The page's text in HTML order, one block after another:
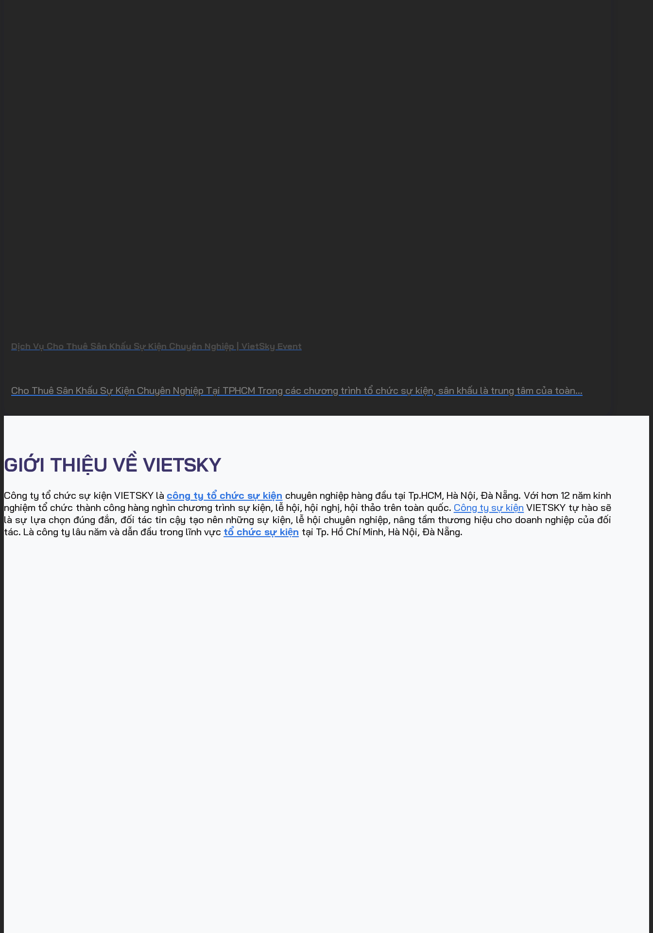
Dịch Vụ Cho Thuê Sân Khấu Sự Kiện Chuyên Nghiệp | VietSky Event
Cho Thuê Sân Khấu Sự Kiện Chuyên Nghiệp Tại TPHCM Trong các chương trình tổ chức sự kiện, sân khấu là trung tâm của toàn...
GIỚI THIỆU VỀ VIETSKY
Công ty tổ chức sự kiện VIETSKY là công ty tổ chức sự kiện chuyên nghiệp hàng đầu tại Tp.HCM, Hà Nội, Đà Nẵng. Với hơn 12 năm kinh
nghiệm tổ chức thành công hàng nghìn chương trình sự kiện, lễ hội, hội nghị, hội thảo trên toàn quốc. Công ty sự kiện VIETSKY tự hào sẽ
là sự lựa chọn đúng đắn, đối tác tin cậy tạo nên những sự kiện, lễ hội chuyên nghiệp, nâng tầm thương hiệu cho doanh nghiệp của đối
tác. Là công ty lâu năm và dẫn đầu trong lĩnh vực tổ chức sự kiện tại Tp. Hồ Chí Minh, Hà Nội, Đà Nẵng.